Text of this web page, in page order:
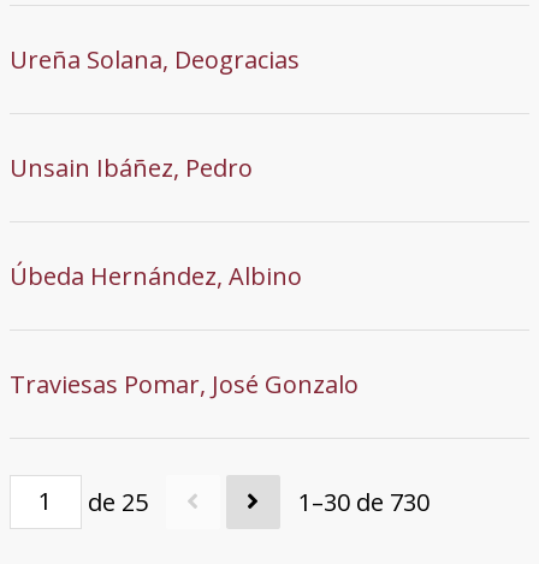
Ureña Solana, Deogracias
Unsain Ibáñez, Pedro
Úbeda Hernández, Albino
Traviesas Pomar, José Gonzalo
de 25 1–30 de 730